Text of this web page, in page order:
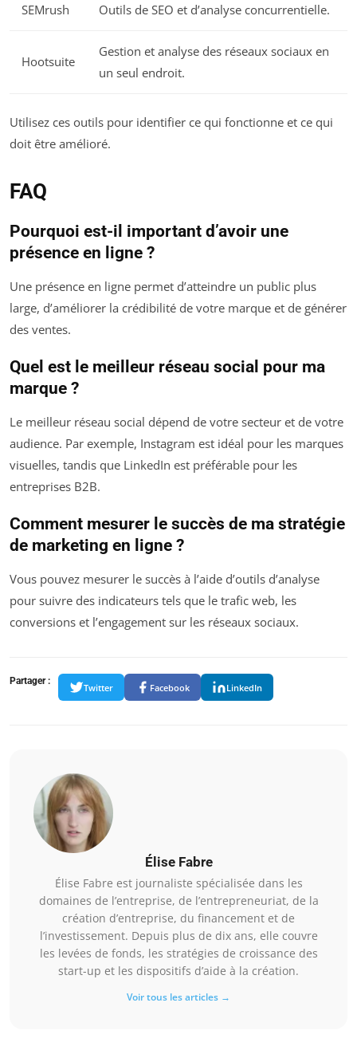
SEMrush Outils de SEO et d’analyse concurrentielle.
Hootsuite
Gestion et analyse des réseaux sociaux en
un seul endroit.
Utilisez ces outils pour identifier ce qui fonctionne et ce qui
doit être amélioré.
FAQ
Pourquoi est-il important d’avoir une
présence en ligne ?
Une présence en ligne permet d’atteindre un public plus
large, d’améliorer la crédibilité de votre marque et de générer
des ventes.
Quel est le meilleur réseau social pour ma
marque ?
Le meilleur réseau social dépend de votre secteur et de votre
audience. Par exemple, Instagram est idéal pour les marques
visuelles, tandis que LinkedIn est préférable pour les
entreprises B2B.
Comment mesurer le succès de ma stratégie
de marketing en ligne ?
Vous pouvez mesurer le succès à l’aide d’outils d’analyse
pour suivre des indicateurs tels que le trafic web, les
conversions et l’engagement sur les réseaux sociaux.
Partager :
Twitter Facebook LinkedIn
Élise Fabre
Élise Fabre est journaliste spécialisée dans les
domaines de l’entreprise, de l’entrepreneuriat, de la
création d’entreprise, du financement et de
l’investissement. Depuis plus de dix ans, elle couvre
les levées de fonds, les stratégies de croissance des
start-up et les dispositifs d’aide à la création.
Voir tous les articles →